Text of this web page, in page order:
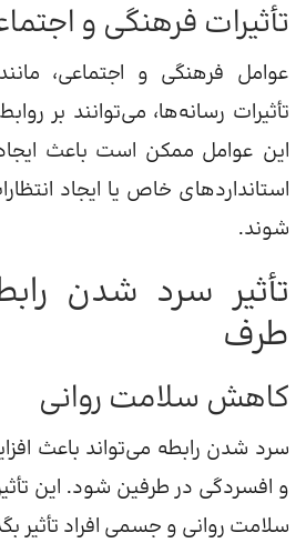
تأثیرات فرهنگی و
عوامل فرهنگی و اجتماعی،
تأثیرات رسانه‌ها، می‌توانند بر
این عوامل ممکن است باعث
استانداردهای خاص یا ایجاد
شوند.
تأثیر سرد شدن
طرف
کاهش سلامت روانی
سرد شدن رابطه می‌تواند باعث
و افسردگی در طرفین شود. این
سلامت روانی و جسمی افراد تأثیر